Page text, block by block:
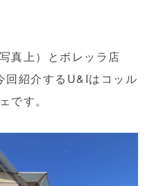
真上）とボレッラ店
回紹介するU&Iはコッル
です。